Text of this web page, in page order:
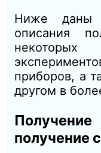
Ниже даны
описания
приборов, а
другом в
получение